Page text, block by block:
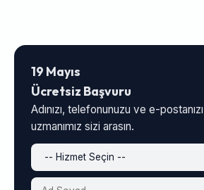
19 Mayıs
Ücretsiz Başvuru
Adınızı, telefonunuzu ve e-postanızı
uzmanımız sizi arasın.